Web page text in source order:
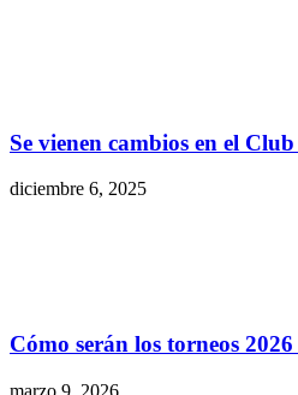
Se vienen cambios en el
diciembre 6, 2025
Cómo serán los torneos
marzo 9, 2026